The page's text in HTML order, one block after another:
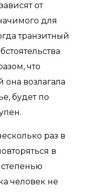
от
для
транзитный
что
она возлагала
будет по
раз в
в
человек не